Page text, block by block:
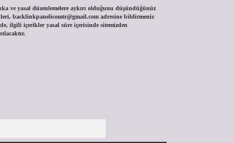
ve yasal düzenlemelere aykırı olduğunu düşündüğünüz
backlinkpanelicomtr@gmail.comadresine bildirmeniz
ilgili içerikler yasal süre içerisinde sitemizden